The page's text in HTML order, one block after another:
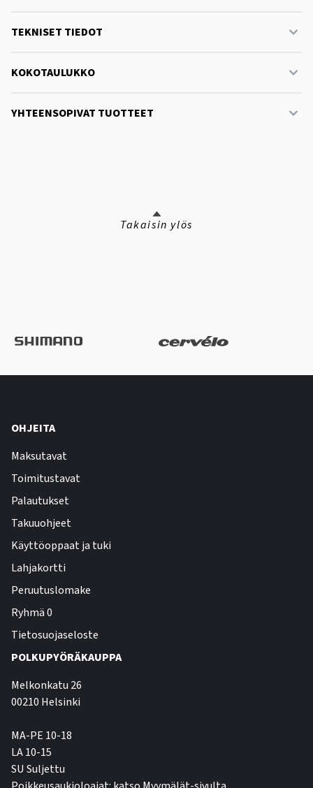
TEKNISET TIEDOT
KOKOTAULUKKO
YHTEENSOPIVAT TUOTTEET
Takaisin ylös
OHJEITA
Maksutavat
Toimitustavat
Palautukset
Takuuohjeet
Käyttöoppaat ja tuki
Lahjakortti
Peruutuslomake
Ryhmä 0
Tietosuojaseloste
POLKUPYÖRÄKAUPPA
Melkonkatu 26
00210 Helsinki
MA-PE 10-18
LA 10-15
SU Suljettu